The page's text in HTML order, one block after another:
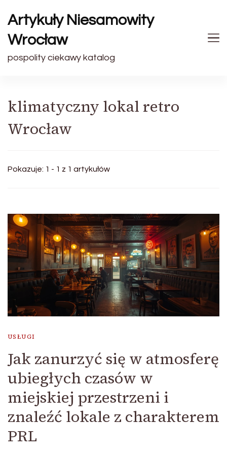
Artykuły Niesamowity
Wrocław
pospolity ciekawy katalog
klimatyczny lokal retro
Wrocław
Pokazuje: 1 - 1 z 1 artykułów
USŁUGI
Jak zanurzyć się w atmosferę
ubiegłych czasów w
miejskiej przestrzeni i
znaleźć lokale z charakterem
PRL